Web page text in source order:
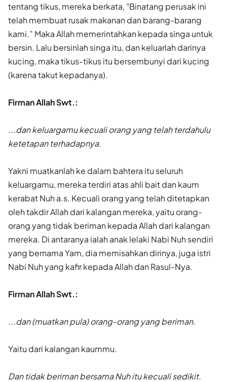
tentang tikus, mereka berkata, "Binatang perusak ini
telah membuat rusak makanan dan barang-barang
kami.” Maka Allah memerintahkan kepada singa untuk
bersin. Lalu bersinlah singa itu, dan keluarlah darinya
kucing, maka tikus-tikus itu bersembunyi dari kucing
(karena takut kepadanya).
Firman Allah Swt.:
...dan keluargamu kecuali orang yang telah terdahulu
ketetapan terhadapnya.
Yakni muatkanlah ke dalam bahtera itu seluruh
keluargamu, mereka terdiri atas ahli bait dan kaum
kerabat Nuh a.s. Kecuali orang yang telah ditetapkan
oleh takdir Allah dari kalangan mereka, yaitu orang-
orang yang tidak beriman kepada Allah dari kalangan
mereka. Di antaranya ialah anak lelaki Nabi Nuh sendiri
yang bernama Yam, dia memisahkan dirinya, juga istri
Nabi Nuh yang kafir kepada Allah dan Rasul-Nya.
Firman Allah Swt.:
...dan (muatkan pula) orang-orang yang beriman.
Yaitu dari kalangan kaummu.
Dan tidak beriman bersama Nuh itu kecuali sedikit.